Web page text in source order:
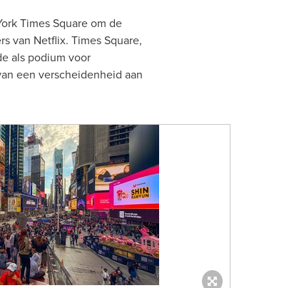
Times Square om de
van Netflix. Times Square,
als podium voor
een verscheidenheid aan